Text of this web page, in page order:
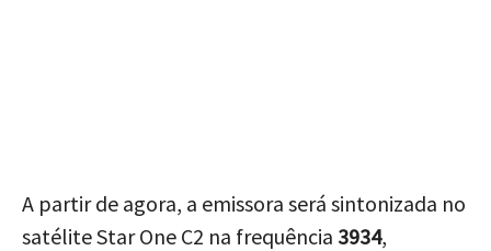
A partir de agora, a emissora será sintonizada no
satélite Star One C2 na frequência 3934,